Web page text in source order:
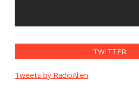
TWITTER
Tweets by RadioAllen